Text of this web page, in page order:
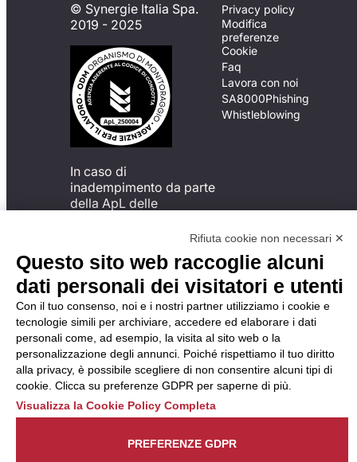
© Synergie Italia Spa.
2019 - 2025
In caso di
inadempimento da parte
della ApL delle
del Codice di Condotta, è
possibile presentare un
reclamo
all’Organismo di
Monitoraggio utilizzando
una delle modalità
descritte al seguente
indirizzo web
https://odm-
agenzielavoro.it/reclami/ .
Privacy policy
Modifica
preferenze
Cookie
Faq
Lavora con noi
SA8000Phishing
Whistleblowing
Rifiuta cookie non necessari ✕
Questo sito web raccoglie alcuni
dati personali dei visitatori e utenti
Con il tuo consenso, noi e i nostri partner utilizziamo i cookie e
tecnologie simili per archiviare, accedere ed elaborare i dati
personali come, ad esempio, la visita al sito web o la
personalizzazione degli annunci. Poiché rispettiamo il tuo diritto
alla privacy, è possibile scegliere di non consentire alcuni tipi di
cookie. Clicca su preferenze GDPR per saperne di più.
Visualizza la Cookie Policy Completa
PREFERENZE GDPR